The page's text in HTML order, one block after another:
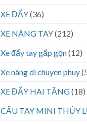
XE ĐẨY(36)
XE NÂNG TAY(212)
Xe đẩy tay gấp gọn(12)
Xe nâng di chuyen phuy
XE ĐẨY HAI TẦNG(18)
CẨU TAY MINI THỦY